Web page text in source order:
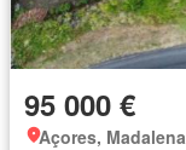
95 000 €
Açores, Madalena